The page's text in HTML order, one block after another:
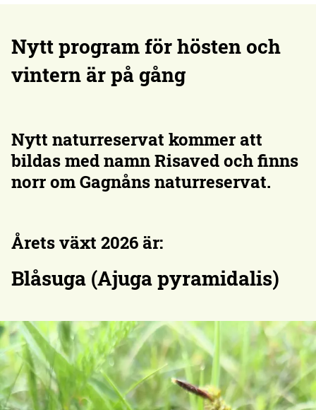
Nytt program för hösten och
vintern är på gång
Nytt naturreservat kommer att
bildas med namnRisavedoch finns
norr om Gagnåns naturreservat.
Årets växt 2026 är:
Blåsuga (Ajuga pyramidalis)